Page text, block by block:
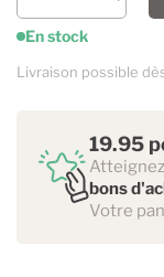
En stock
Livraison possible
19.95
bons
Votre